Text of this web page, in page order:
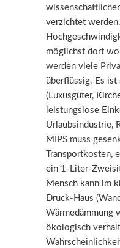
verzichtet
möglichst dort
werden viele
überflüssig. Es
(Luxusgüter,
leistungslose
Urlaubsindustrie,
MIPS muss
Transportkosten,
ein 1-Liter-
Mensch kann im
Druck-Haus
Wärmedämmung
ökologisch